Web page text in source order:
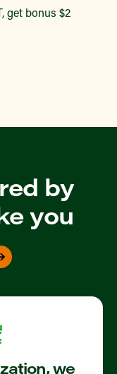
get bonus $2
by
you
we